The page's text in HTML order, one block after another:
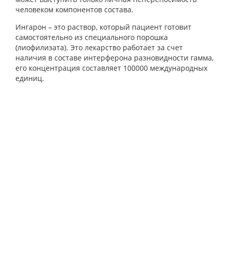
человеком компонентов состава.
Ингарон – это раствор, который пациент готовит
самостоятельно из специального порошка
(лиофилизата). Это лекарство работает за счет
наличия в составе интерферона разновидности гамма,
его концентрация составляет 100000 международных
единиц.